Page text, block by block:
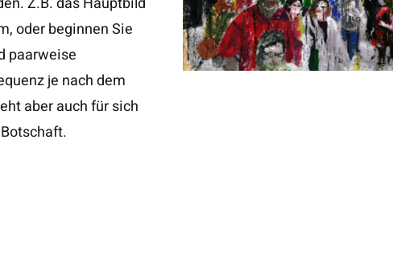
oder beginnen Sie
paarweise
je nach dem
aber auch für sich